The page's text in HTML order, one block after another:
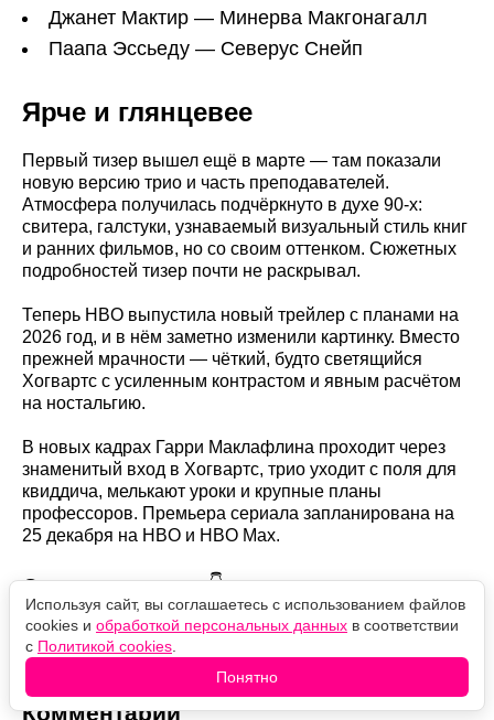
Джанет Мактир — Минерва Макгонагалл
Паапа Эссьеду — Северус Снейп
Ярче и глянцевее
Первый тизер вышел ещё в марте — там показали
новую версию трио и часть преподавателей.
Атмосфера получилась подчёркнуто в духе 90-х:
свитера, галстуки, узнаваемый визуальный стиль книг
и ранних фильмов, но со своим оттенком. Сюжетных
подробностей тизер почти не раскрывал.
Теперь HBO выпустила новый трейлер с планами на
2026 год, и в нём заметно изменили картинку. Вместо
прежней мрачности — чёткий, будто светящийся
Хогвартс с усиленным контрастом и явным расчётом
на ностальгию.
В новых кадрах Гарри Маклафлина проходит через
знаменитый вход в Хогвартс, трио уходит с поля для
квиддича, мелькают уроки и крупные планы
профессоров. Премьера сериала запланирована на
25 декабря на HBO и HBO Max.
Оцените новость
❤️ 🙏 😹 🙀 😿
Комментарии
Используя сайт, вы соглашаетесь с использованием файлов
cookies и обработкой персональных данных в соответствии
с Политикой cookies
Понятно